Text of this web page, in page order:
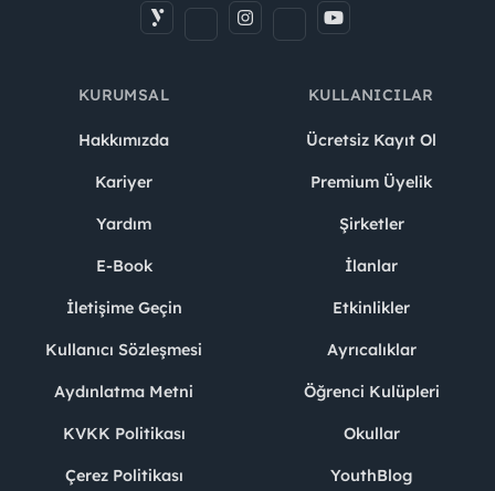
KURUMSAL
Hakkımızda
Kariyer
Yardım
E-Book
İletişime Geçin
Kullanıcı Sözleşmesi
Aydınlatma Metni
KVKK Politikası
Çerez Politikası
KULLANICILAR
Ücretsiz Kayıt Ol
Premium Üyelik
Şirketler
İlanlar
Etkinlikler
Ayrıcalıklar
Öğrenci Kulüpleri
Okullar
YouthBlog